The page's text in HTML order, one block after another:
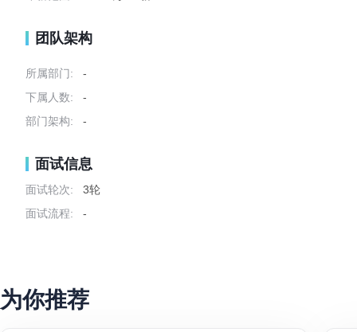
团队架构
所属部门:
-
下属人数:
-
部门架构:
-
面试信息
面试轮次:
3轮
面试流程:
-
为你推荐